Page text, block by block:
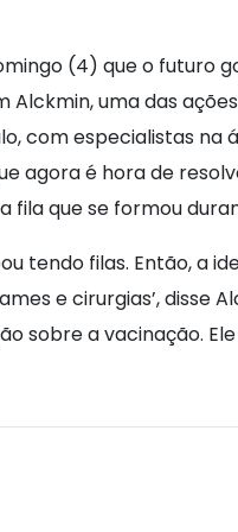
(4) que o futuro
Alckmin, uma das
com especialistas na
agora é hora de
fila que se formou
tendo filas. Então, a
e cirurgias’, disse
sobre a vacinação.